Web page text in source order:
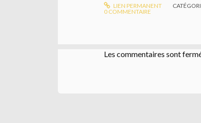
LIEN PERMANENT
0 COMMENTAIRE
Les commentaires sont